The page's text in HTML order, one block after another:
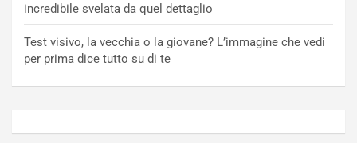
incredibile svelata da quel dettaglio
Test visivo, la vecchia o la giovane? L’immagine che vedi
per prima dice tutto su di te